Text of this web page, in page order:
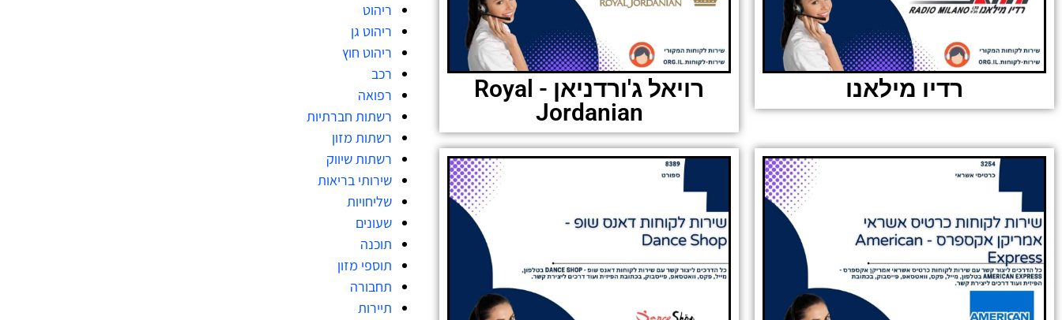
רדיו מילאנו
רויאל ג'ורדניאן - Royal
Jordanian
ריהוט
ריהוט גן
ריהוט חוץ
רכב
רפואה
רשתות חברתיות
רשתות מזון
רשתות שיווק
שירותי בריאות
שליחויות
שעונים
תוכנה
תוספי מזון
תחבורה
תיירות